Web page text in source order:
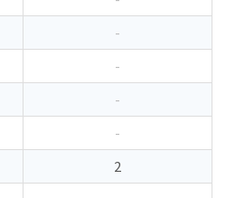
-
-
-
-
2